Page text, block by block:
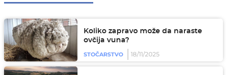
Koliko zapravo može da naraste
ovčija vuna?
STOČARSTVO 18/11/2025